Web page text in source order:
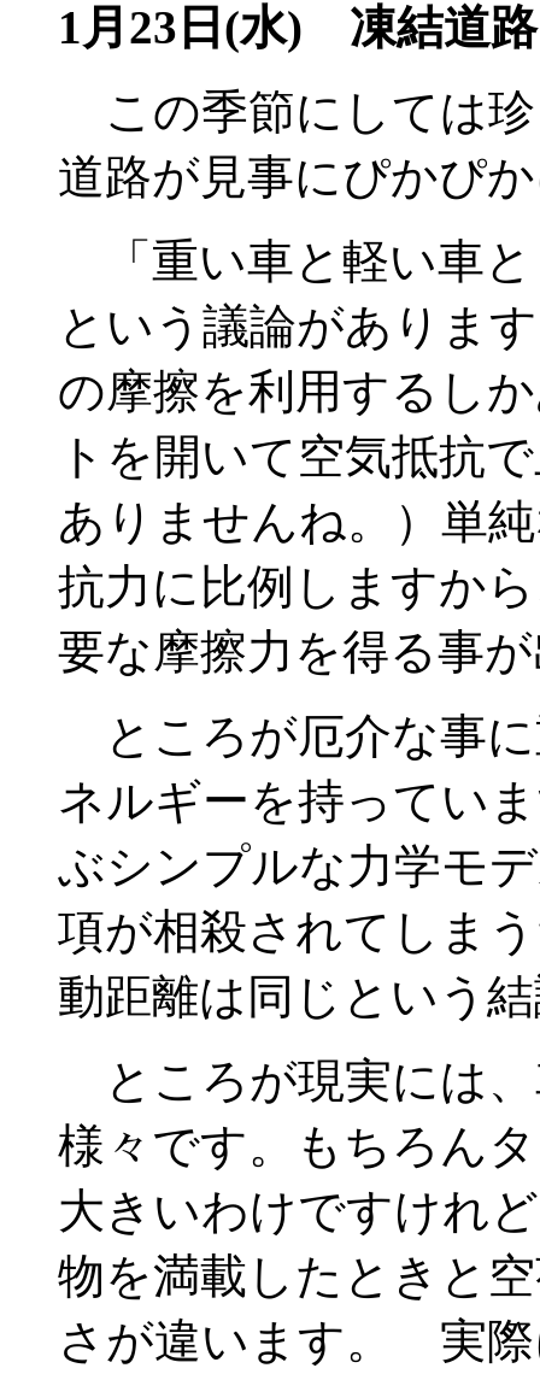
1月23日(水) 凍結道路
この季節にしては
道路が見事にぴかぴ
「重い車と軽い車
という議論がありま
の摩擦を利用するし
トを開いて空気抵抗
ありませんね。）単
抗力に比例しますか
要な摩擦力を得る事
ところが厄介な事
ネルギーを持ってい
ぶシンプルな力学モ
項が相殺されてしま
動距離は同じという
ところが現実には
様々です。もちろん
大きいわけですけれ
物を満載したときと
さが違います。 実